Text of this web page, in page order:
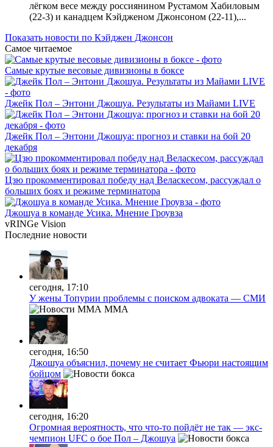
лёгком весе между россиянином Рустамом Хабиловым
(22-3) и канадцем Кэйдженом Джонсоном (22-11),...
Показать новости по Кэйджен Джонсон
Самое читаемое
Самые крутые весовые дивизионы в боксе
Джейк Пол – Энтони Джошуа. Результаты из Майами LIVE
Джейк Пол – Энтони Джошуа: прогноз и ставки на бой 20
декабря
Цзю прокомментировал победу над Веласкесом, рассуждал о
больших боях и режиме терминатора
Джошуа в команде Усика. Мнение Гроувза
vRINGe Vision
Последние новости
сегодня, 17:10
У жены Топурии проблемы с поиском адвоката — СМИ
MMA
сегодня, 16:50
Джошуа объяснил, почему не считает Фьюри настоящим
бойцом
сегодня, 16:20
Огромная вероятность, что что-то пойдёт не так — экс-
чемпион UFC о бое Пол – Джошуа